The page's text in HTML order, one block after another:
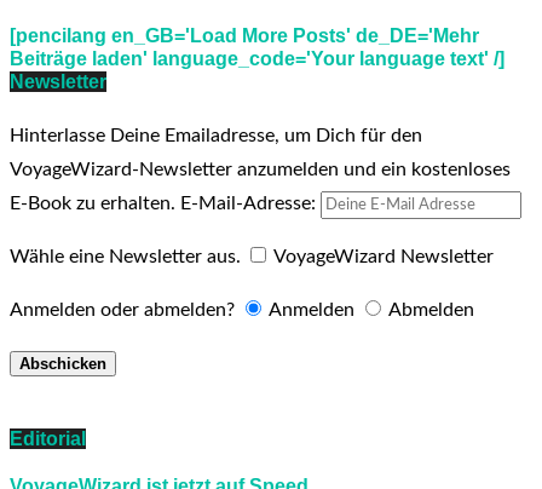
[pencilang en_GB='Load More Posts' de_DE='Mehr
Beiträge laden' language_code='Your language text' /]
Newsletter
Hinterlasse Deine Emailadresse, um Dich für den
VoyageWizard-Newsletter anzumelden und ein kostenloses
E-Book zu erhalten. E-Mail-Adresse:
Wähle eine Newsletter aus. VoyageWizard Newsletter
Anmelden oder abmelden? Anmelden Abmelden
Editorial